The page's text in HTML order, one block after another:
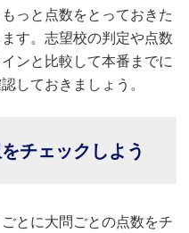
っと点数をとっておきた
す。志望校の判定や点数
ンと比較して本番までに
しておきましょう。
チェックしよう
とに大問ごとの点数をチ